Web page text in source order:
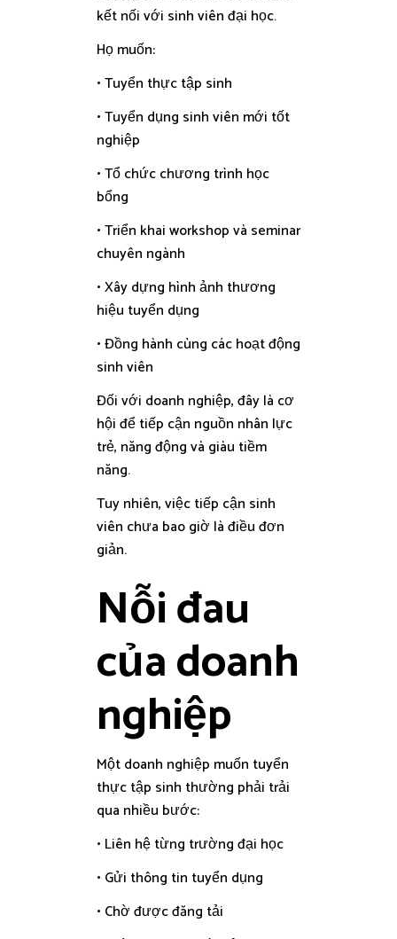
kết nối với sinh viên đại học.
Họ muốn:
• Tuyển thực tập sinh
• Tuyển dụng sinh viên mới tốt
nghiệp
• Tổ chức chương trình học
bổng
• Triển khai workshop và seminar
chuyên ngành
• Xây dựng hình ảnh thương
hiệu tuyển dụng
• Đồng hành cùng các hoạt động
sinh viên
Đối với doanh nghiệp, đây là cơ
hội để tiếp cận nguồn nhân lực
trẻ, năng động và giàu tiềm
năng.
Tuy nhiên, việc tiếp cận sinh
viên chưa bao giờ là điều đơn
giản.
Nỗi đau
của doanh
nghiệp
Một doanh nghiệp muốn tuyển
thực tập sinh thường phải trải
qua nhiều bước:
• Liên hệ từng trường đại học
• Gửi thông tin tuyển dụng
• Chờ được đăng tải